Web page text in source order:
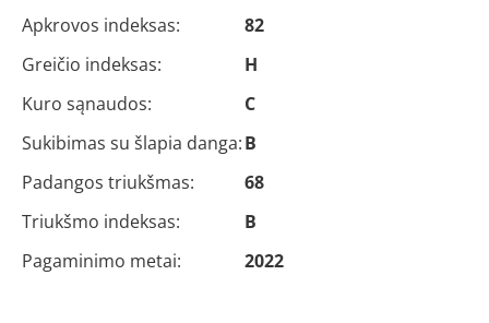
Apkrovos indeksas:
82
Greičio indeksas:
H
Kuro sąnaudos:
C
Sukibimas su šlapia danga:B
Padangos triukšmas:
68
Triukšmo indeksas:
B
Pagaminimo metai:
2022